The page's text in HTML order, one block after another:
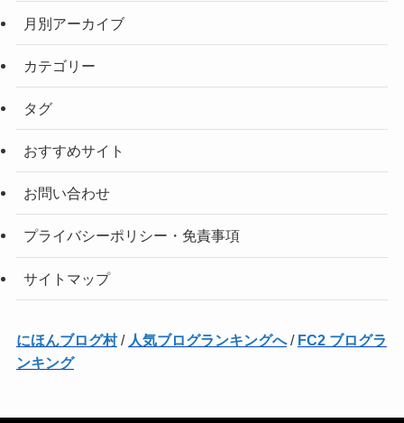
月別アーカイブ
カテゴリー
タグ
おすすめサイト
お問い合わせ
プライバシーポリシー・免責事項
サイトマップ
にほんブログ村/ 人気ブログランキングへ/ FC2 ブログラ
ンキング